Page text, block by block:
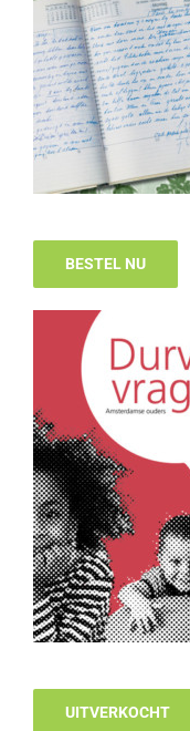
BESTEL NU
UITVERKOCHT